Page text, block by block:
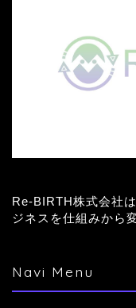
Re-BIRTH株式会社
ジネスを仕組みから
Navi Menu